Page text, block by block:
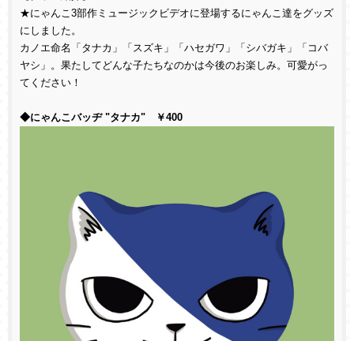
★にゃんこ3部作ミュージックビデオに登場するにゃんこ達をグッズ
にしました。
カノエ命名「タナカ」「スズキ」「ハセガワ」「シバガキ」「コバ
ヤシ」。果たしてどんな子たちなのかは今後のお楽しみ。可愛がっ
てください！
◆にゃんこバッヂ "タナカ" ￥400